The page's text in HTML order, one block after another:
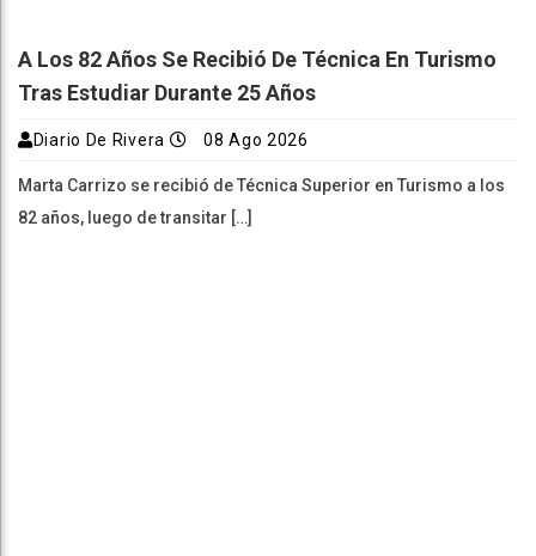
A Los 82 Años Se Recibió De Técnica En Turismo
Tras Estudiar Durante 25 Años
Diario De Rivera 08 Ago 2026
Marta Carrizo se recibió de Técnica Superior en Turismo a los
82 años, luego de transitar […]